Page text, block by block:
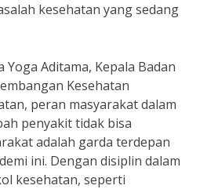
kesehatan yang sedang
Aditama, Kepala Badan
Kesehatan
peran masyarakat dalam
penyakit tidak bisa
adalah garda terdepan
ini. Dengan disiplin dalam
kesehatan, seperti